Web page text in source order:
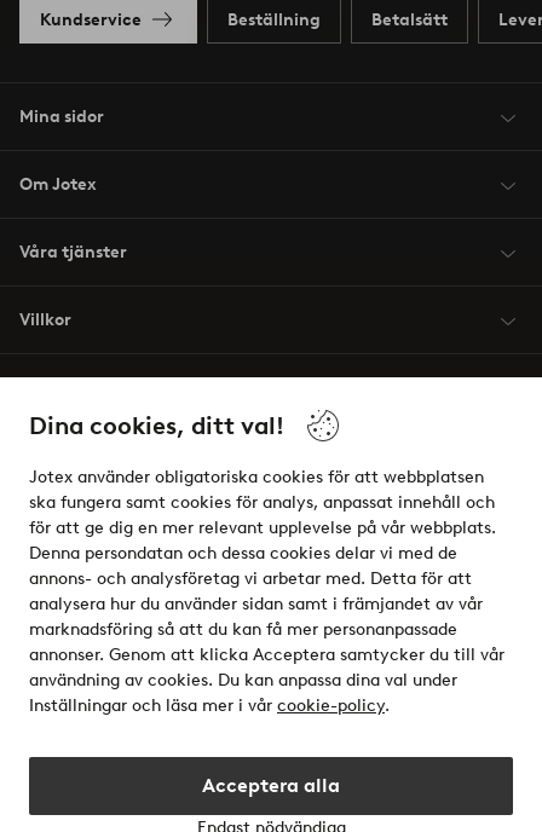
Dina cookies, ditt val!
Jotex använder obligatoriska cookies för att webbplatsen
ska fungera samt cookies för analys, anpassat innehåll och
för att ge dig en mer relevant upplevelse på vår webbplats.
Denna persondatan och dessa cookies delar vi med de
annons- och analysföretag vi arbetar med. Detta för att
analysera hur du använder sidan samt i främjandet av vår
marknadsföring så att du kan få mer personanpassade
annonser. Genom att klicka Acceptera samtycker du till vår
användning av cookies. Du kan anpassa dina val under
Inställningar och läsa mer i vår cookie-policy.
Acceptera alla
Endast nödvändiga
Kundservice Beställning Betalsätt
Mina sidor
Om Jotex
Våra tjänster
Villkor
Säkra betalningar - Betala direkt eller dela upp
Vill du veta mer om våra betalalternativ?
elpy